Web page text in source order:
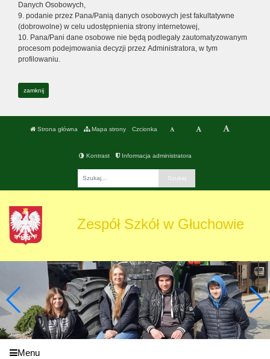
Danych Osobowych,
9. podanie przez Pana/Panią danych osobowych jest fakultatywne
(dobrowolne) w celu udostępnienia strony internetowej,
10. Pana/Pani dane osobowe nie będą podlegały zautomatyzowanym
procesom podejmowania decyzji przez Administratora, w tym
profilowaniu.
zamknij
Strona główna Mapa strony Czcionka
Kontrast Informacja administratora
Zespół Szkół w Głuchowie
Menu